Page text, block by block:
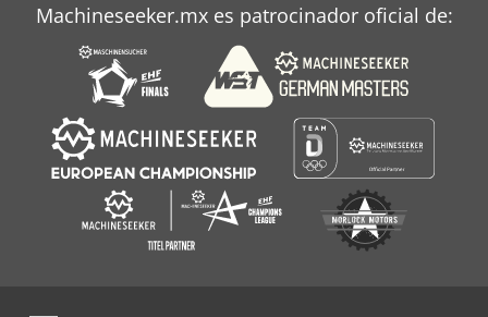
Machineseeker.mx es patrocinador oficial de: